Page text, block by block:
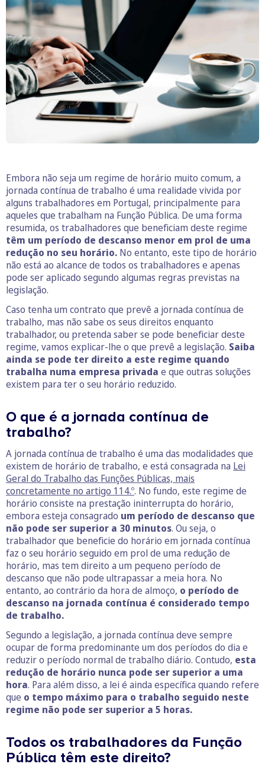
Embora não seja um regime de horário muito comum, a
jornada contínua de trabalho é uma realidade vivida por
alguns trabalhadores em Portugal, principalmente para
aqueles que trabalham na Função Pública. De uma forma
resumida, os trabalhadores que beneficiam deste regime
têm um período de descanso menor em prol de uma
redução no seu horário. No entanto, este tipo de horário
não está ao alcance de todos os trabalhadores e apenas
pode ser aplicado segundo algumas regras previstas na
legislação.
Caso tenha um contrato que prevê a jornada contínua de
trabalho, mas não sabe os seus direitos enquanto
trabalhador, ou pretenda saber se pode beneficiar deste
regime, vamos explicar-lhe o que prevê a legislação. Saiba
ainda se pode ter direito a este regime quando
trabalha numa empresa privada e que outras soluções
existem para ter o seu horário reduzido.
O que é a jornada contínua de
trabalho?
A jornada contínua de trabalho é uma das modalidades que
existem de horário de trabalho, e está consagrada na Lei
Geral do Trabalho das Funções Públicas, mais
concretamente no artigo 114.º. No fundo, este regime de
horário consiste na prestação ininterrupta do horário,
embora esteja consagrado um período de descanso que
não pode ser superior a 30 minutos. Ou seja, o
trabalhador que beneficie do horário em jornada contínua
faz o seu horário seguido em prol de uma redução de
horário, mas tem direito a um pequeno período de
descanso que não pode ultrapassar a meia hora. No
entanto, ao contrário da hora de almoço, o período de
descanso na jornada contínua é considerado tempo
de trabalho.
Segundo a legislação, a jornada contínua deve sempre
ocupar de forma predominante um dos períodos do dia e
reduzir o período normal de trabalho diário. Contudo, esta
redução de horário nunca pode ser superior a uma
hora. Para além disso, a lei é ainda específica quando refere
que o tempo máximo para o trabalho seguido neste
regime não pode ser superior a 5 horas.
Todos os trabalhadores da Função
Pública têm este direito?